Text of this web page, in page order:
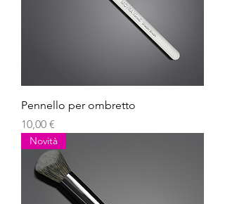
Pennello per ombretto
Prezzo
10,00 €
Novità